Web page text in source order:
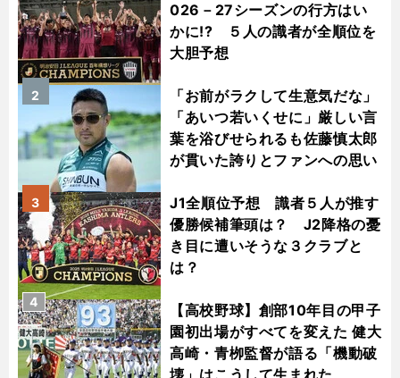
026－27シーズンの行方はい
かに!? ５人の識者が全順位を
大胆予想
「お前がラクして生意気だな」
「あいつ若いくせに」厳しい言
葉を浴びせられるも佐藤慎太郎
が貫いた誇りとファンへの思い
2
J1全順位予想 識者５人が推す
優勝候補筆頭は？ J2降格の憂
き目に遭いそうな３クラブと
は？
3
【高校野球】創部10年目の甲子
園初出場がすべてを変えた 健大
高崎・青栁監督が語る「機動破
4